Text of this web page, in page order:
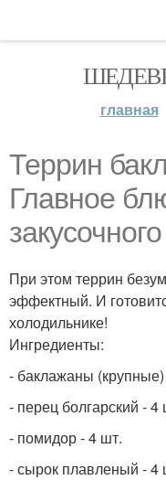
главная
Террин
Главное
При этом террин
эффектный. И
холодильнике!
Ингредиенты:
- баклажаны
- перец болгарский - 4
- помидор - 4 шт.
- сырок плавленый - 4